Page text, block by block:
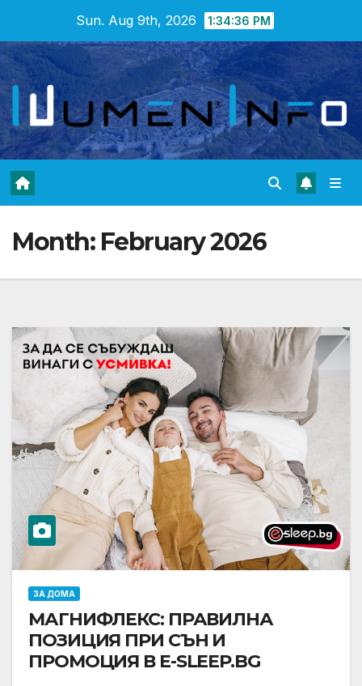
content
Sun. Aug 9th, 2026 1:34:37 PM
Month: February 2026
ЗА ДОМА
МАГНИФЛЕКС: ПРАВИЛНА
ПОЗИЦИЯ ПРИ СЪН И
ПРОМОЦИЯ В Е-SLEEP.BG